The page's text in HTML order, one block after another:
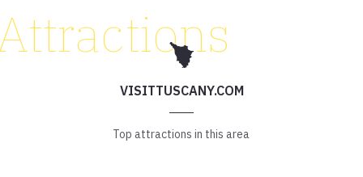
VISITTUSCANY.COM
Top attractions in this area